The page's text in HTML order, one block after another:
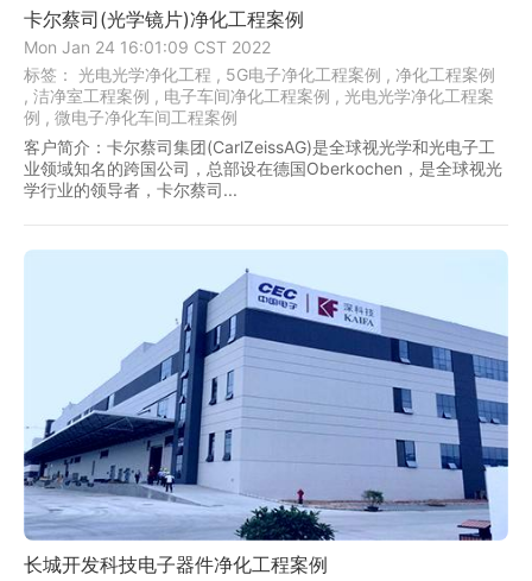
卡尔蔡司(光学镜片)净化工程案例
Mon Jan 24 16:01:09 CST 2022
标签： 光电光学净化工程 , 5G电子净化工程案例 , 净化工程案例
, 洁净室工程案例 , 电子车间净化工程案例 , 光电光学净化工程案
例 , 微电子净化车间工程案例
客户简介：卡尔蔡司集团(CarlZeissAG)是全球视光学和光电子工
业领域知名的跨国公司，总部设在德国Oberkochen，是全球视光
学行业的领导者，卡尔蔡司...
长城开发科技电子器件净化工程案例